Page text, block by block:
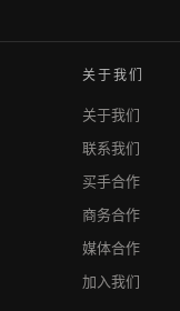
关于我们
关于我们
联系我们
买手合作
商务合作
媒体合作
加入我们